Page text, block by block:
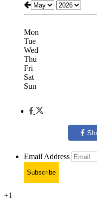
Mon
Tue
Wed
Thu
Fri
Sat
Sun
Email Address
Subscribe
+1